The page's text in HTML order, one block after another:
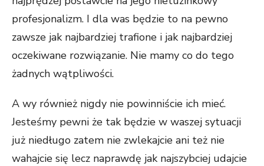
profesjonalizm. I dla was będzie to na pewno
zawsze jak najbardziej trafione i jak najbardziej
oczekiwane rozwiązanie. Nie mamy co do tego
żadnych wątpliwości.
A wy również nigdy nie powinniście ich mieć.
Jesteśmy pewni że tak będzie w waszej sytuacji
już niedługo zatem nie zwlekajcie ani też nie
wahajcie się lecz naprawdę jak najszybciej udajcie